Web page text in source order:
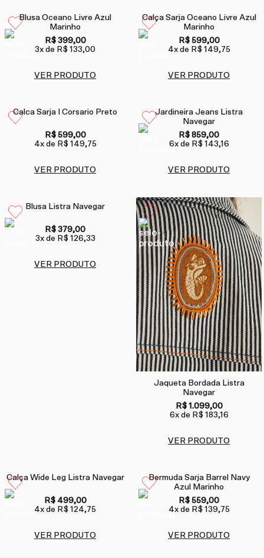
Blusa Oceano Livre Azul
Marinho
R$ 399,00
3x de R$ 133,00
VER PRODUTO
Calça Sarja Oceano Livre Azul
Marinho
R$ 599,00
4x de R$ 149,75
VER PRODUTO
Calca Sarja I Corsario Preto
R$ 599,00
4x de R$ 149,75
VER PRODUTO
Jardineira Jeans Listra
Navegar
R$ 859,00
6x de R$ 143,16
VER PRODUTO
Blusa Listra Navegar
R$ 379,00
3x de R$ 126,33
VER PRODUTO
Jaqueta Bordada Listra
Navegar
R$ 1.099,00
6x de R$ 183,16
VER PRODUTO
Calça Wide Leg Listra Navegar
R$ 499,00
4x de R$ 124,75
VER PRODUTO
Bermuda Sarja Barrel Navy
Azul Marinho
R$ 559,00
4x de R$ 139,75
VER PRODUTO